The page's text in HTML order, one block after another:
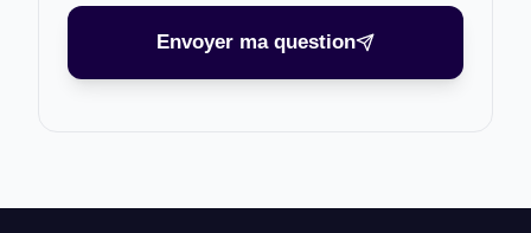
Envoyer ma question